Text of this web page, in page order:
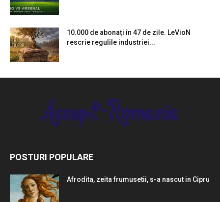
10.000 de abonați în 47 de zile. LeVioN
rescrie regulile industriei...
POSTURI POPULARE
Afrodita, zeita frumusetii, s-a nascut in Cipru